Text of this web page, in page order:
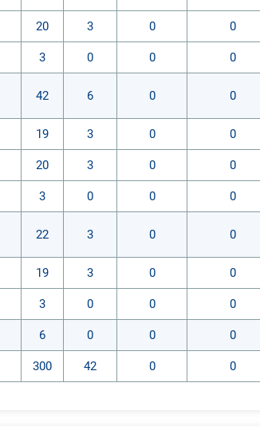
20 3 0 0
3 0 0 0
42 6 0 0
19 3 0 0
20 3 0 0
3 0 0 0
22 3 0 0
19 3 0 0
3 0 0 0
6 0 0 0
300 42 0 0